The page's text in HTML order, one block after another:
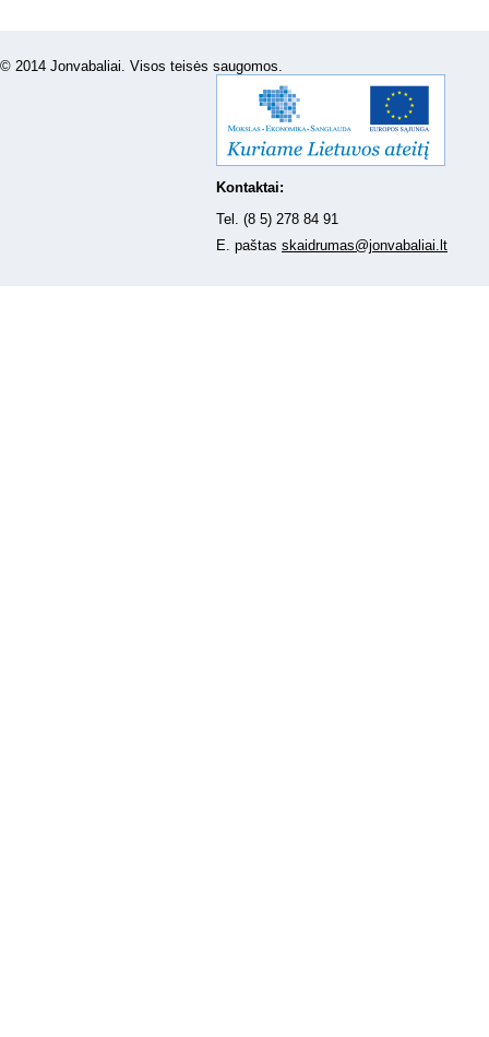
© 2014 Jonvabaliai. Visos teisės saugomos.
Kontaktai:
Tel. (8 5) 278 84 91
E. paštas skaidrumas@jonvabaliai.lt